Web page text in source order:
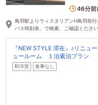
3名が
46分前
鳥羽駅よりウィスタリアンH鳥羽前
バス時刻表」で検索、ご確認ください
『NEW STYLE 滞在』♪リニ
ュールーム １泊素泊プラン
和洋室 食事なし